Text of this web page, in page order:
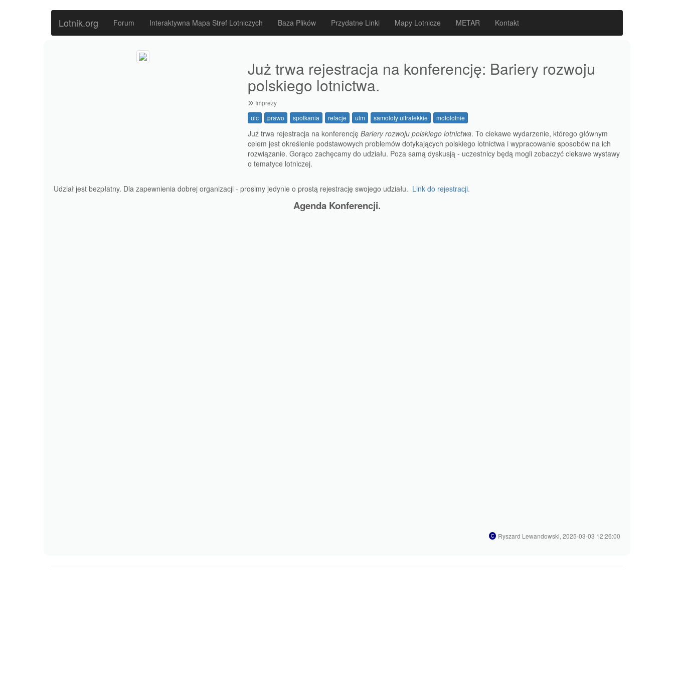
Lotnik.org Forum Interaktywna Mapa Stref Lotniczych Baza Plików Przydatne Linki Mapy Lotnicze METAR Kontakt
Już trwa rejestracja na konferencję: Bariery rozwoju
polskiego lotnictwa.
Imprezy
ulc
prawo spotkania relacje ulm samoloty ultralekkie motolotnie
Już trwa rejestracja na konferencję Bariery rozwoju polskiego lotnictwa. To ciekawe wydarzenie, którego głównym
celem jest określenie podstawowych problemów dotykających polskiego lotnictwa i wypracowanie sposobów na ich
rozwiązanie. Gorąco zachęcamy do udziału. Poza samą dyskusją - uczestnicy będą mogli zobaczyć ciekawe wystawy
o tematyce lotniczej.
Udział jest bezpłatny. Dla zapewnienia dobrej organizacji - prosimy jedynie o prostą rejestrację swojego udziału. Link do rejestracji.
Agenda Konferencji.
Ryszard Lewandowski, 2025-03-03 12:26:00